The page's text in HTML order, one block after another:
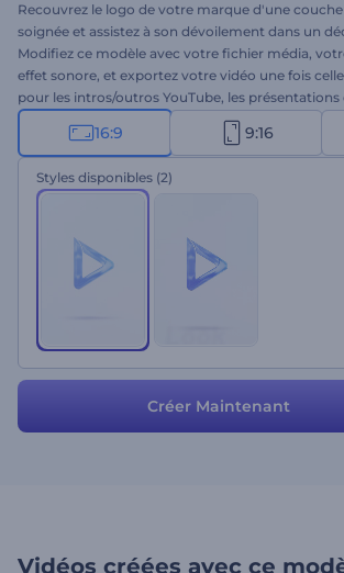
Recouvrez le logo de votre marque d'une
soignée et assistez à son dévoilement dans un
Modifiez ce modèle avec votre fichier média,
effet sonore, et exportez votre vidéo une fois
pour les intros/outros YouTube, les
promos, les publicités, etc. Essayez ce modèle
16:9 9:16
Styles disponibles (2)
Créer Maintenant
Vidéos créées avec ce